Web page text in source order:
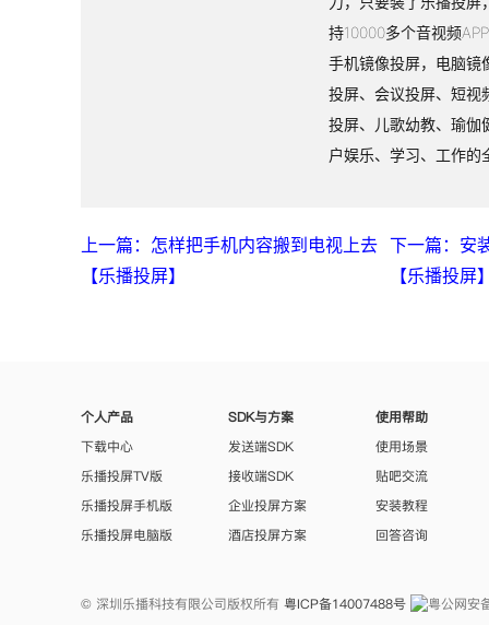
持10000多个音视频
手机镜像投屏，电脑镜
投屏、会议投屏、短视
投屏、儿歌幼教、瑜伽
户娱乐、学习、工作的
上一篇：怎样把手机内容搬到电视上去
【乐播投屏】
下一篇：安
【乐播投屏
个人产品
下载中心
乐播投屏TV版
乐播投屏手机版
乐播投屏电脑版
SDK与方案
发送端SDK
接收端SDK
企业投屏方案
酒店投屏方案
使用帮助
使用场景
贴吧交流
安装教程
回答咨询
© 深圳乐播科技有限公司版权所有 粤ICP备14007488号